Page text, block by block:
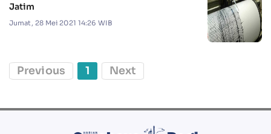
Jatim
Jumat, 28 Mei 2021 14:26 WIB
Previous 1 Next